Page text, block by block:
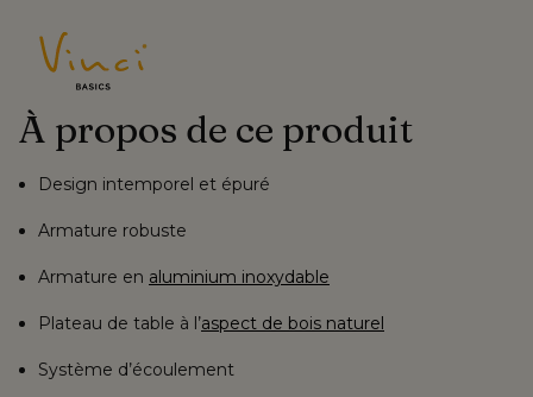
À propos de ce produit
Design intemporel et épuré
Armature robuste
Armature en aluminium inoxydable
Plateau de table à l’aspect de bois naturel
Système d’écoulement